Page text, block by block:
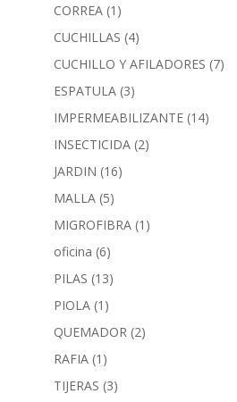
CORREA (1)
CUCHILLAS (4)
CUCHILLO Y AFILADORES (7)
ESPATULA (3)
IMPERMEABILIZANTE (14)
INSECTICIDA (2)
JARDIN (16)
MALLA (5)
MIGROFIBRA (1)
oficina (6)
PILAS (13)
PIOLA (1)
QUEMADOR (2)
RAFIA (1)
TIJERAS (3)